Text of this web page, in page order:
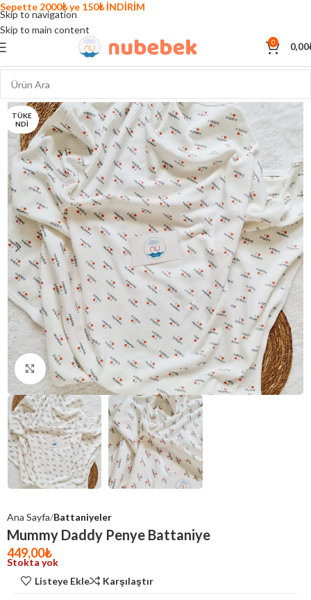
Skip to navigation
Skip to main content
0 0,00
TÜKE
NDI
Click to enlarge
Ana Sayfa Battaniyeler
Mummy Daddy Penye Battaniye
449,00₺
Stokta yok
Listeye Ekle
Karşılaştır
Sepette 2000₺ ye 150₺ İNDİRİM